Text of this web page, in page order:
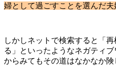
婦として過ごすことを選んだ夫
しかしネットで検索すると
る」といったようなネガティ
からみてもその道はなかなか険